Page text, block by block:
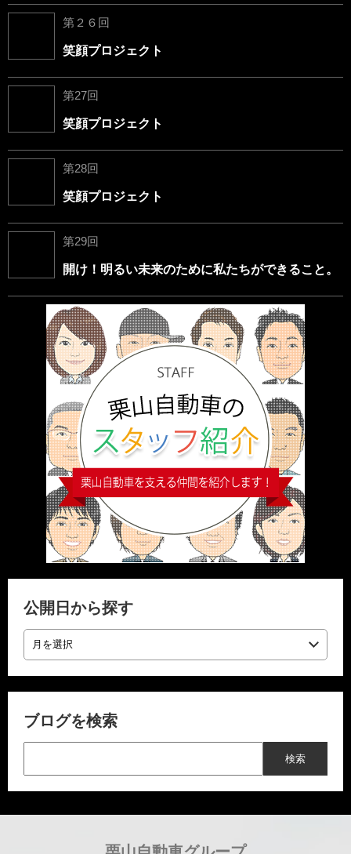
第２６回
笑顔プロジェクト
第27回
笑顔プロジェクト
第28回
笑顔プロジェクト
第29回
開け！明るい未来のために私たちができること。
公開日から探す
ブログを検索